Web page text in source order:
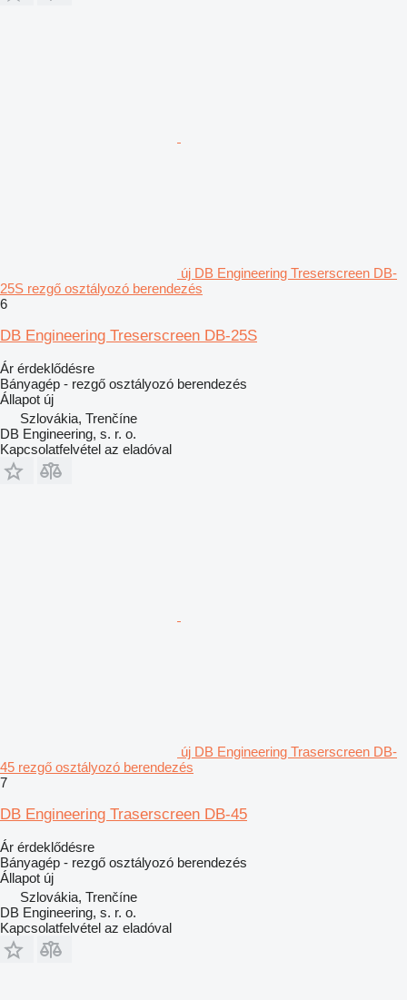
új DB Engineering Treserscreen DB-
25S rezgő osztályozó berendezés
6
DB Engineering Treserscreen DB-25S
Ár érdeklődésre
Bányagép - rezgő osztályozó berendezés
Állapot új
Szlovákia, Trenčíne
DB Engineering, s. r. o.
Kapcsolatfelvétel az eladóval
új DB Engineering Traserscreen DB-
45 rezgő osztályozó berendezés
7
DB Engineering Traserscreen DB-45
Ár érdeklődésre
Bányagép - rezgő osztályozó berendezés
Állapot új
Szlovákia, Trenčíne
DB Engineering, s. r. o.
Kapcsolatfelvétel az eladóval